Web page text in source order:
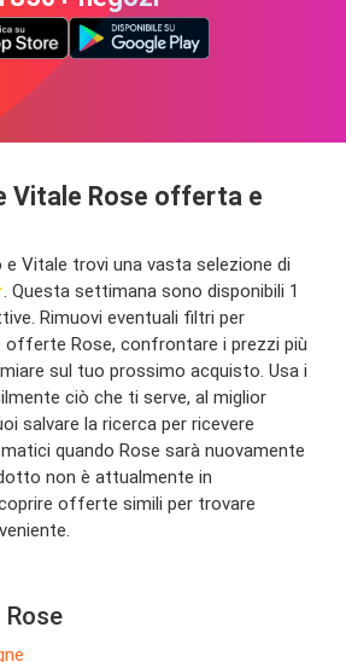
Vitale Rose offerta e
Vitale trovi una vasta selezione di
Questa settimana sono disponibili 1
Rimuovi eventuali filtri per
offerte Rose, confrontare i prezzi più
sul tuo prossimo acquisto. Usa i
ciò che ti serve, al miglior
salvare la ricerca per ricevere
quando Rose sarà nuovamente
non è attualmente in
offerte simili per trovare